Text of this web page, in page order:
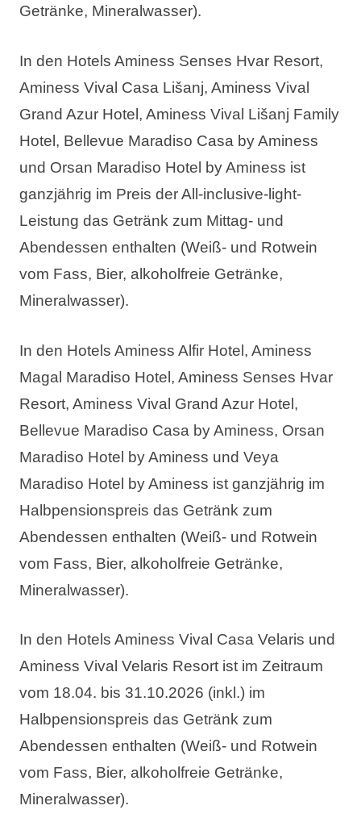
Getränke, Mineralwasser).
In den Hotels Aminess Senses Hvar Resort,
Aminess Vival Casa Lišanj, Aminess Vival
Grand Azur Hotel, Aminess Vival Lišanj Family
Hotel, Bellevue Maradiso Casa by Aminess
und Orsan Maradiso Hotel by Aminess ist
ganzjährig im Preis der All-inclusive-light-
Leistung das Getränk zum Mittag- und
Abendessen enthalten (Weiß- und Rotwein
vom Fass, Bier, alkoholfreie Getränke,
Mineralwasser).
In den Hotels Aminess Alfir Hotel, Aminess
Magal Maradiso Hotel, Aminess Senses Hvar
Resort, Aminess Vival Grand Azur Hotel,
Bellevue Maradiso Casa by Aminess, Orsan
Maradiso Hotel by Aminess und Veya
Maradiso Hotel by Aminess ist ganzjährig im
Halbpensionspreis das Getränk zum
Abendessen enthalten (Weiß- und Rotwein
vom Fass, Bier, alkoholfreie Getränke,
Mineralwasser).
In den Hotels Aminess Vival Casa Velaris und
Aminess Vival Velaris Resort ist im Zeitraum
vom 18.04. bis 31.10.2026 (inkl.) im
Halbpensionspreis das Getränk zum
Abendessen enthalten (Weiß- und Rotwein
vom Fass, Bier, alkoholfreie Getränke,
Mineralwasser).